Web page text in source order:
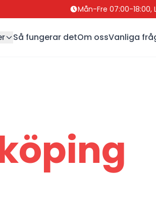
Mån-Fre 07:00-18:00,
Så fungerar detOm ossVanliga